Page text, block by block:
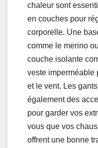
chaleur sont
en couches pour
corporelle. Une
comme le merino
couche isolante
veste imperméable
et le vent. Les
également des
pour garder vos
vous que vos
offrent une bonne